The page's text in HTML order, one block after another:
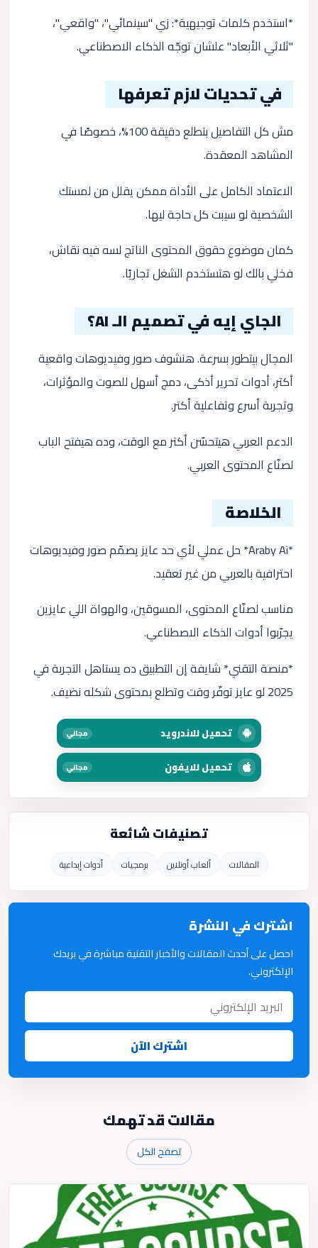
تصنيفات شائعة
المقالات ألعاب أونلاين برمجيات أدوات إبداعية
اشترك في النشرة
احصل على أحدث المقالات والأخبار التقنية مباشرة في بريدك
الإلكتروني.
اشترك الآن
*استخدم كلمات توجيهية*: زي "سينمائي"، "واقعي"،
"ثلاثي الأبعاد" علشان توجّه الذكاء الاصطناعي.
في تحديات لازم تعرفها
مش كل التفاصيل بتطلع دقيقة 100%، خصوصًا في
المشاهد المعقدة.
الاعتماد الكامل على الأداة ممكن يقلل من لمستك
الشخصية لو سيبت كل حاجة ليها.
كمان موضوع حقوق المحتوى الناتج لسه فيه نقاش،
فخلي بالك لو هتستخدم الشغل تجاريًا.
الجاي إيه في تصميم الـ AI؟
المجال بيتطور بسرعة. هنشوف صور وفيديوهات واقعية
أكتر، أدوات تحرير أذكى، دمج أسهل للصوت والمؤثرات،
وتجربة أسرع وتفاعلية أكتر.
الدعم العربي هيتحسّن أكتر مع الوقت، وده هيفتح الباب
لصنّاع المحتوى العربي.
الخلاصة
*Araby Ai* حل عملي لأي حد عايز يصمّم صور وفيديوهات
احترافية بالعربي من غير تعقيد.
مناسب لصنّاع المحتوى، المسوقين، والهواة اللي عايزين
يجرّبوا أدوات الذكاء الاصطناعي.
*منصة التقني* شايفة إن التطبيق ده يستاهل التجربة في
2025 لو عايز توفّر وقت وتطلع بمحتوى شكله نضيف.
تحميل للاندرويد مجاني
تحميل للايفون مجاني
مقالات قد تهمك
تصفح الكل